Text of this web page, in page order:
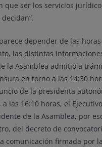
que ser los servicios
depender de las horas
las distintas
la Asamblea admitió a
en torno a las 14:30
de la presidenta
las 16:10 horas, el
de la Asamblea, por
del decreto de
comunicación firmada por la